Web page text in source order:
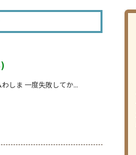
しま 一度失敗してか...